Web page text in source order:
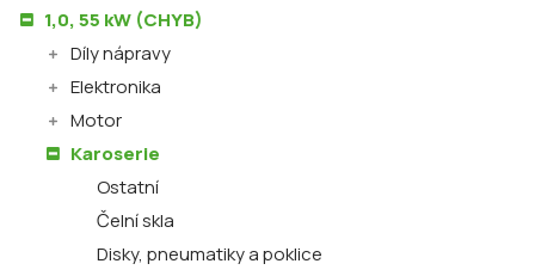
1,0, 55 kW (CHYB)
Díly nápravy
Elektronika
Motor
Karoserie
Ostatní
Čelní skla
Disky, pneumatiky a poklice